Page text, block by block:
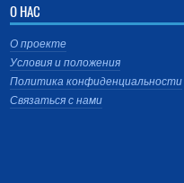
О НАС
О проекте
Условия и положения
Политика конфиденциальности
Связаться с нами